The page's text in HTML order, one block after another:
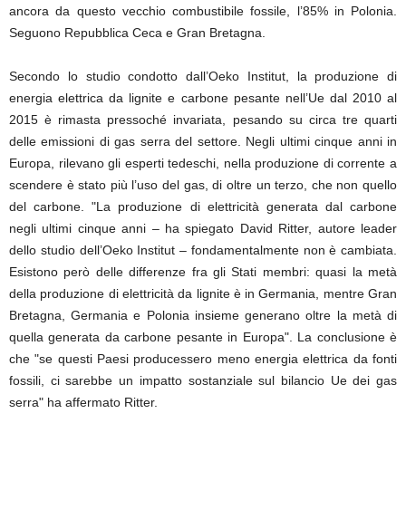
ancora da questo vecchio combustibile fossile, l’85% in Polonia.
Seguono Repubblica Ceca e Gran Bretagna.
Secondo lo studio condotto dall’Oeko Institut, la produzione di
energia elettrica da lignite e carbone pesante nell’Ue dal 2010 al
2015 è rimasta pressoché invariata, pesando su circa tre quarti
delle emissioni di gas serra del settore. Negli ultimi cinque anni in
Europa, rilevano gli esperti tedeschi, nella produzione di corrente a
scendere è stato più l’uso del gas, di oltre un terzo, che non quello
del carbone. "La produzione di elettricità generata dal carbone
negli ultimi cinque anni – ha spiegato David Ritter, autore leader
dello studio dell’Oeko Institut – fondamentalmente non è cambiata.
Esistono però delle differenze fra gli Stati membri: quasi la metà
della produzione di elettricità da lignite è in Germania, mentre Gran
Bretagna, Germania e Polonia insieme generano oltre la metà di
quella generata da carbone pesante in Europa". La conclusione è
che "se questi Paesi producessero meno energia elettrica da fonti
fossili, ci sarebbe un impatto sostanziale sul bilancio Ue dei gas
serra" ha affermato Ritter.